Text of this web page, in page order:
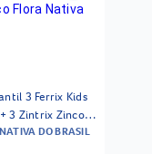
3 Ferrix Kids
3 Zintrix Zinco
Nativa
DO BRASIL